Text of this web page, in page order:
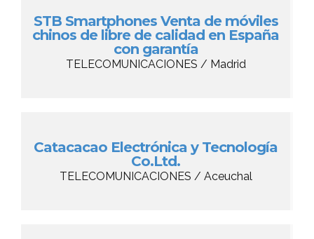
STB Smartphones Venta de móviles
chinos de libre de calidad en España
con garantía
TELECOMUNICACIONES / Madrid
Catacacao Electrónica y Tecnología
Co.Ltd.
TELECOMUNICACIONES / Aceuchal